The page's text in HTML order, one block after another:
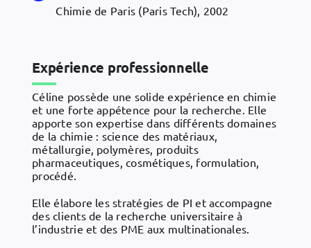
Chimie de Paris (Paris Tech), 2002
Expérience professionnelle
Céline possède une solide expérience en chimie
et une forte appétence pour la recherche. Elle
apporte son expertise dans différents domaines
de la chimie : science des matériaux,
métallurgie, polymères, produits
pharmaceutiques, cosmétiques, formulation,
procédé.
Elle élabore les stratégies de PI et accompagne
des clients de la recherche universitaire à
l’industrie et des PME aux multinationales.